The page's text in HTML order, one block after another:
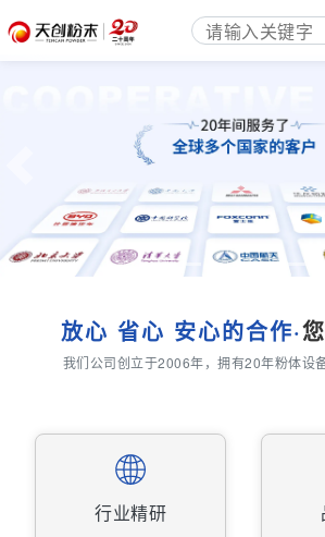
放心 省心 安心的合作·
我们公司创立于2006年，拥有20年粉体设
行业精研